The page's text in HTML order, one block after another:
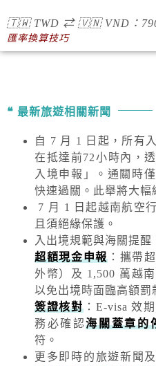
🇹🇼TWD ⇄ 🇻🇳VND ：
匯率換算技巧
最新旅遊相關新聞
自 7 月 1 日起，所有
在抵達前72小時內，
入境申報」。通關時
快速過關。此舉將大幅
7 月 1 日起越南航空
且須絕緣保護。
入出境規範與海關提醒
超額現金申報 ：攜帶
外幣）及 1,500 萬越
以免出境時面臨高額罰
簽證核對：E-visa 效
務必確認海關蓋章的
符。
更多即時的旅遊新聞